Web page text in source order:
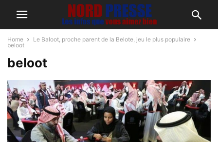
Home
Le Baloot, proche parent de la Belote, jeu le plus populaire
beloot
beloot